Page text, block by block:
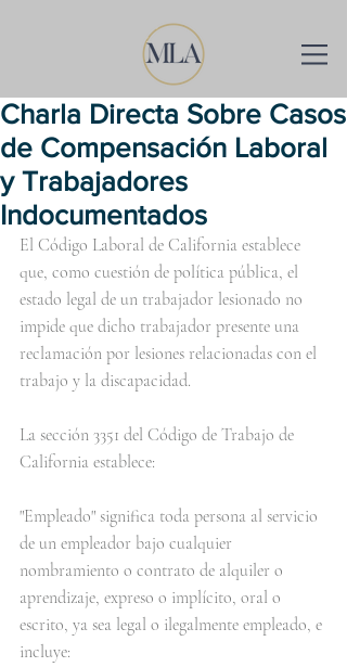
Charla Directa Sobre Casos
de Compensación Laboral
y Trabajadores
Indocumentados
El Código Laboral de California establece
que, como cuestión de política pública, el
estado legal de un trabajador lesionado no
impide que dicho trabajador presente una
reclamación por lesiones relacionadas con el
trabajo y la discapacidad.
La sección 3351 del Código de Trabajo de
California establece:
"Empleado" significa toda persona al servicio
de un empleador bajo cualquier
nombramiento o contrato de alquiler o
aprendizaje, expreso o implícito, oral o
escrito, ya sea legal o ilegalmente empleado, e
incluye: